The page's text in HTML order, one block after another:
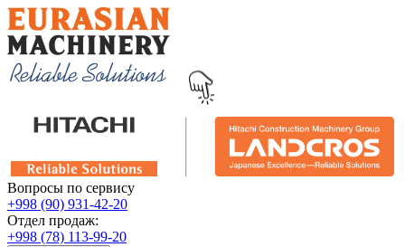
Вопросы по сервису
+998 (90) 931-42-20
Отдел продаж:
+998 (78) 113-99-20